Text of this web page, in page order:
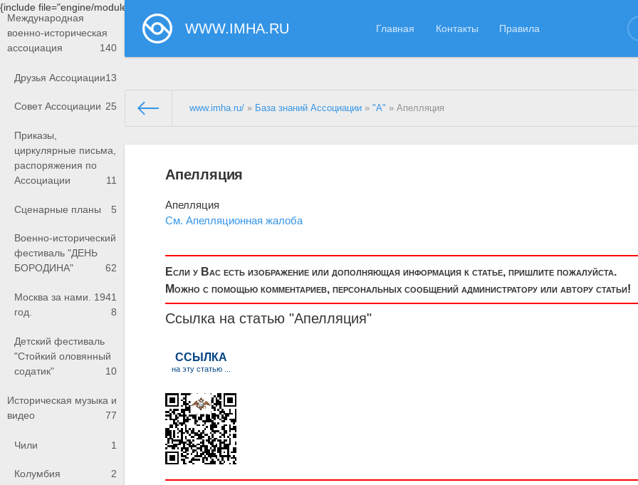
{include file="engine/modules/saperu/head.php"}
WWW.IMHA.RU Главная Контакты Правила
Международная
военно-историческая
ассоциация
140
Друзья Ассоциации13
Совет Ассоциации 25
Приказы,
циркулярные письма,
распоряжения по
Ассоциации
11
Сценарные планы 5
Военно-исторический
фестиваль "ДЕНЬ
БОРОДИНА"
62
Москва за нами. 1941
год.
8
Детский фестиваль
"Стойкий оловянный
содатик"
10
Историческая музыка и
видео
77
Чили 1
Колумбия 2
www.imha.ru/ » База знаний Ассоциации »"А" » Апелляция
Апелляция
Апелляция
См. Апелляционная жалоба
Если у Вас есть изображение или дополняющая информация к статье, пришлите пожалуйста.
Можно с помощью комментариев, персональных сообщений администратору или автору статьи!
Ссылка на статью "Апелляция"